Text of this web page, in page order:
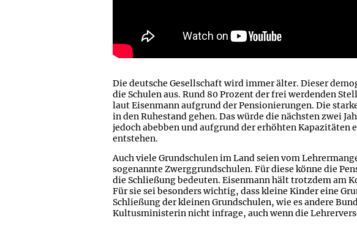
Die deutsche Gesellschaft wird immer älter. Dieser
die Schulen aus. Rund 80 Prozent der frei werdenden
laut Eisenmann aufgrund der Pensionierungen. Die
in den Ruhestand gehen. Das würde die nächsten zwei
jedoch abebben und aufgrund der erhöhten Kapazitäten
entstehen.
Auch viele Grundschulen im Land seien vom
sogenannte Zwerggrundschulen. Für diese könne die
die Schließung bedeuten. Eisenmann hält trotzdem am
Für sie sei besonders wichtig, dass kleine Kinder eine
Schließung der kleinen Grundschulen, wie es andere
Kultusministerin nicht infrage, auch wenn die